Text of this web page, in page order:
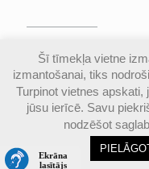
© Valmieras Gaujas
autortiesības
paziņojums
Šī tīmekļa vietne
izmantošanai, tiks
Turpinot vietnes
jūsu ierīcē. Savu
nodzēšot
Email